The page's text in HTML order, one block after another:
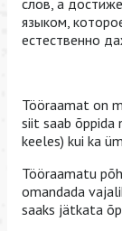
языком,
естественно
Tööraamat on
siit saab
keeles) kui ka
Tööraamatu
omandada
saaks jätkata